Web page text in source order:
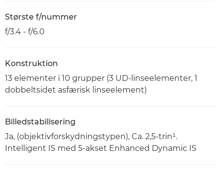
Største f/nummer
f/3.4 - f/6.0
Konstruktion
13 elementer i 10 grupper (3 UD-linseelementer, 1
dobbeltsidet asfærisk linseelement)
Billedstabilisering
Ja, (objektivforskydningstypen), Ca. 2,5-trin¹.
Intelligent IS med 5-akset Enhanced Dynamic IS